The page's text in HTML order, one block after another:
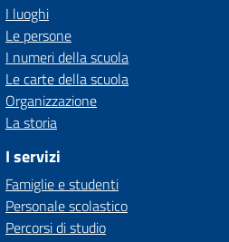
I luoghi
Le persone
I numeri della scuola
Le carte della scuola
Organizzazione
La storia
I servizi
Famiglie e studenti
Personale scolastico
Percorsi di studio